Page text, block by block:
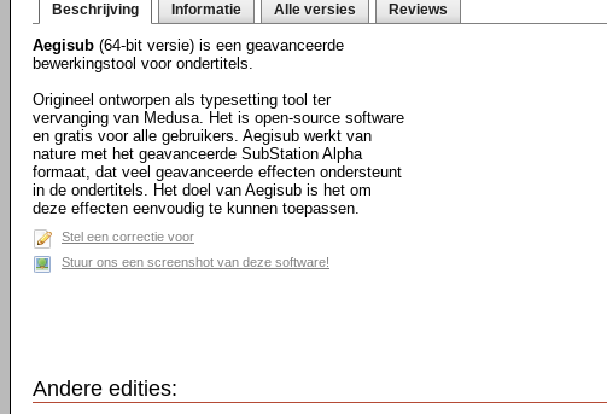
Beschrijving Informatie Alle versies Reviews
Aegisub (64-bit versie) is een geavanceerde
bewerkingstool voor ondertitels.
Origineel ontworpen als typesetting tool ter
vervanging van Medusa. Het is open-source software
en gratis voor alle gebruikers. Aegisub werkt van
nature met het geavanceerde SubStation Alpha
formaat, dat veel geavanceerde effecten ondersteunt
in de ondertitels. Het doel van Aegisub is het om
deze effecten eenvoudig te kunnen toepassen.
Stel een correctie voor
Stuur ons een screenshot van deze software!
Andere edities: